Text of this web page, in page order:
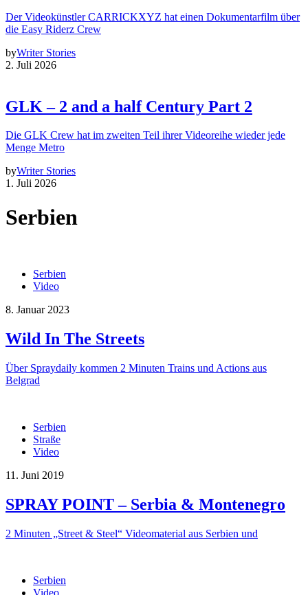
Der Videokünstler CARRICKXYZ hat einen Dokumentarfilm über
die Easy Riderz Crew
byWriter Stories
2. Juli 2026
GLK – 2 and a half Century Part 2
Die GLK Crew hat im zweiten Teil ihrer Videoreihe wieder jede
Menge Metro
byWriter Stories
1. Juli 2026
Serbien
Serbien
Video
8. Januar 2023
Wild In The Streets
Über Spraydaily kommen 2 Minuten Trains und Actions aus
Belgrad
Serbien
Straße
Video
11. Juni 2019
SPRAY POINT – Serbia & Montenegro
2 Minuten „Street & Steel“ Videomaterial aus Serbien und
Serbien
Video